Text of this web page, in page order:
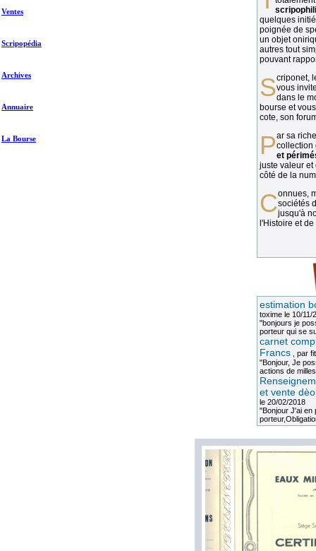
Ventes
Scripopédia
Archives
Annuaire
La Bourse
quelques
poignée de
un objet
autres tout
pouvant
vous
dans le
bourse et
cote, son
Par sa richesse et sa diversité, lacollection
et
juste valeur et
côté de la
Connues, méconnues, ou inconnues, lessociétés
jusqu'à
l'Histoire et
estimation
toximele 10/11/
"bonjours je
porteur qui se
carnet
Francs, par
"Bonjour, Je
actions de
et vente
le 20/02/2018
"Bonjour J'ai en